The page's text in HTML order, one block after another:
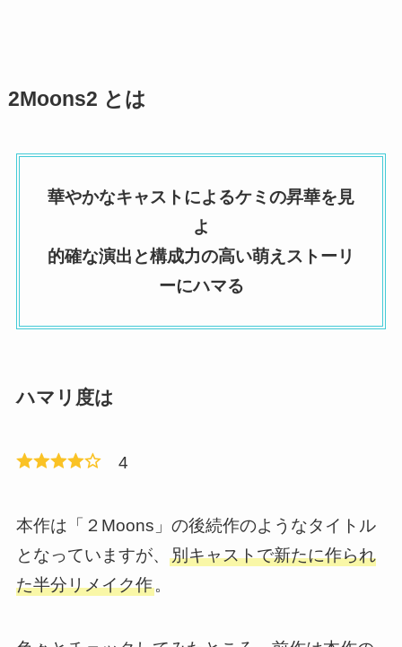
2Moons2 とは
華やかなキャストによるケミの昇華を見
よ
的確な演出と構成力の高い萌えストーリ
ーにハマる
ハマリ度は
4
本作は「２Moons」の後続作のようなタイトル
となっていますが、 別キャストで新たに作られ
た半分リメイク作。